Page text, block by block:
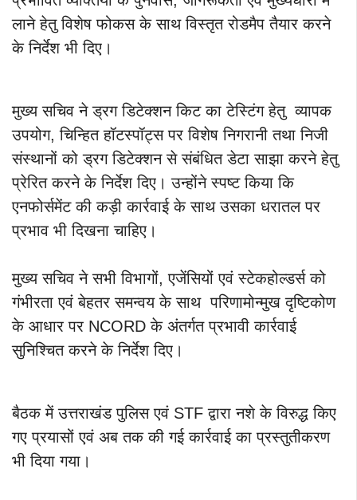
लाने हेतु विशेष फोकस के साथ विस्तृत रोडमैप तैयार करने
के निर्देश भी दिए।
मुख्य सचिव ने ड्रग डिटेक्शन किट का टेस्टिंग हेतु व्यापक
उपयोग, चिन्हित हॉटस्पॉट्स पर विशेष निगरानी तथा निजी
संस्थानों को ड्रग डिटेक्शन से संबंधित डेटा साझा करने हेतु
प्रेरित करने के निर्देश दिए। उन्होंने स्पष्ट किया कि
एनफोर्समेंट की कड़ी कार्रवाई के साथ उसका धरातल पर
प्रभाव भी दिखना चाहिए।
मुख्य सचिव ने सभी विभागों, एजेंसियों एवं स्टेकहोल्डर्स को
गंभीरता एवं बेहतर समन्वय के साथ परिणामोन्मुख दृष्टिकोण
के आधार पर NCORD के अंतर्गत प्रभावी कार्रवाई
सुनिश्चित करने के निर्देश दिए।
बैठक में उत्तराखंड पुलिस एवं STF द्वारा नशे के विरुद्ध किए
गए प्रयासों एवं अब तक की गई कार्रवाई का प्रस्तुतीकरण
भी दिया गया।